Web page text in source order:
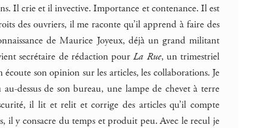
Il crie et il invective. Importance et contenance. Il est
des ouvriers, il me raconte qu’il apprend à faire des
de Maurice Joyeux, déjà un grand militant
secrétaire de rédaction pourLa Rue, un trimestriel
son opinion sur les articles, les collaborations. Je
dessus de son bureau, une lampe de chevet à terre
il lit et relit et corrige des articles qu’il compte
il y consacre du temps et produit peu. Avec le recul je